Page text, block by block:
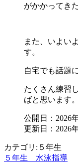
がかかってき
また、いよい
す。
自宅でも話題
たくさん練習
ばと思います。
公開日：2026
更新日：2026
カテゴリ:５年生
５年生 水泳指導